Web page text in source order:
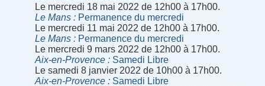
Le mercredi 18 mai 2022 de 12h00 à 17h00.
Le Mans
Permanence du mercredi
Le mercredi 11 mai 2022 de 12h00 à 17h00.
Le Mans
Permanence du mercredi
Le mercredi 9 mars 2022 de 12h00 à 17h00.
Aix-en-Provence
Samedi Libre
Le samedi 8 janvier 2022 de 10h00 à 17h00.
Aix-en-Provence
Samedi Libre